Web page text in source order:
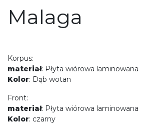
Malaga
Korpus:
materiał: Płyta wiórowa laminowana
Kolor: Dąb wotan
Front:
materiał: Płyta wiórowa laminowana
Kolor: czarny